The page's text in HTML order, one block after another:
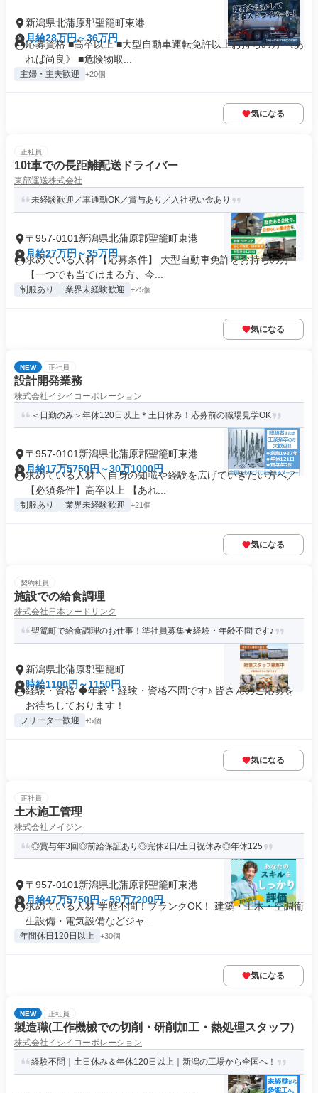
新潟県北蒲原郡聖籠町東港
月給28万円～36万円
応募資格 ■高卒以上 ■大型自動車運転免許以上お持ちの方 《あ
れば尚良》 ■危険物取...
主婦・主夫歓迎 +20個
気になる
正社員
10t車での長距離配送ドライバー
東部運送株式会社
未経験歓迎／車通勤OK／賞与あり／入社祝い金あり
〒957-0101新潟県北蒲原郡聖籠町東港
月給27万円～35万円
求めている人材 【応募条件】 大型自動車免許をお持ちの方
【一つでも当てはまる方、今...
制服あり 業界未経験歓迎 +25個
気になる
NEW 正社員
設計開発業務
株式会社イシイコーポレーション
＜日勤のみ＞年休120日以上＊土日休み！応募前の職場見学OK
〒957-0101新潟県北蒲原郡聖籠町東港
月給17万5750円～30万1000円
求めている人材 ＼自身の知識や経験を広げていきたい方へ／
【必須条件】高卒以上 【あれ...
制服あり 業界未経験歓迎 +21個
気になる
契約社員
施設での給食調理
株式会社日本フードリンク
聖篭町で給食調理のお仕事！準社員募集★経験・年齢不問です♪
新潟県北蒲原郡聖籠町
時給1100円～1150円
経験・資格 ◆年齢・経験・資格不問です♪ 皆さんのご応募を
お待ちしております！
フリーター歓迎 +5個
気になる
正社員
土木施工管理
株式会社メイジン
◎賞与年3回◎前給保証あり◎完休2日/土日祝休み◎年休125
〒957-0101新潟県北蒲原郡聖籠町東港
月給47万5750円～59万7200円
求めている人材 学歴不問！ブランクOK！ 建築・土木・空調衛
生設備・電気設備などジャ...
年間休日120日以上 +30個
気になる
NEW 正社員
製造職(工作機械での切削・研削加工・熱処理スタッフ)
株式会社イシイコーポレーション
経験不問｜土日休み＆年休120日以上｜新潟の工場から全国へ！